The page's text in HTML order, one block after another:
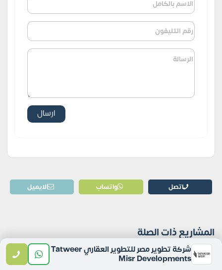
اتصل واتساب الايميل
المشاريع ذات الصلة
شركة تطوير مصر للتطوير العقاري Tatweer
Misr Developments